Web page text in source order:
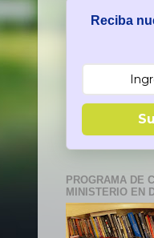
Reciba
PROGRAMA DE
MINISTERIO EN